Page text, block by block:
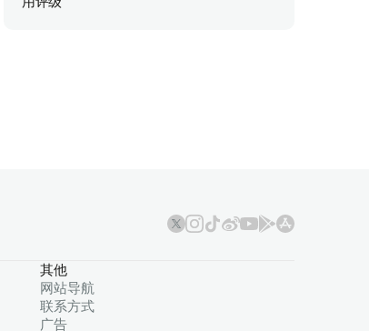
其他
网站导航
联系方式
广告